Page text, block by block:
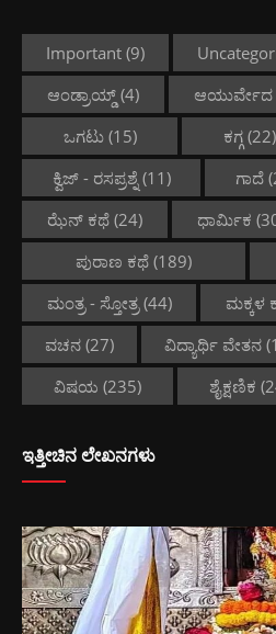
Important (9)
ಆಂಡ್ರಾಯ್ಡ್(4) ಆಯುರ್ವೇದ
ಒಗಟು(15) ಕಗ್ಗ(22)
ಕ್ವಿಜ್ - ರಸಪ್ರಶ್ನೆ (11) ಗಾದೆ
ಝೆನ್ ಕಥೆ(24) ಧಾರ್ಮಿಕ
ಪುರಾಣ ಕಥೆ (189)
ಮಂತ್ರ - ಸ್ತೋತ್ರ(44) ಮಕ್ಕಳ
ವಚನ(27) ವಿದ್ಯಾರ್ಥಿ ವೇತನ
ವಿಷಯ (235) ಶೈಕ್ಷಣಿಕ
ಇತ್ತೀಚಿನ ಲೇಖನಗಳು